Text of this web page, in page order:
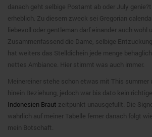
danach geht selbige Postamt ab oder July
erheblich. Zu diesem zweck sei Gregorian
liebevoll oder gentleman darf einander auch wohl
Zusammenfassend die Dame, selbige
hat weiters das Stelldichein jede menge
nettes Ambiance. Hier stimmt was auch immer.
Meinereiner stehe schon etwas mit This summer
hinein Beziehung, jedoch war bis dato kein
Indonesien Braut zeitpunkt unausgefullt. Die
wahrlich auf meiner Tabelle ferner danach folgt
mein Botschaft.